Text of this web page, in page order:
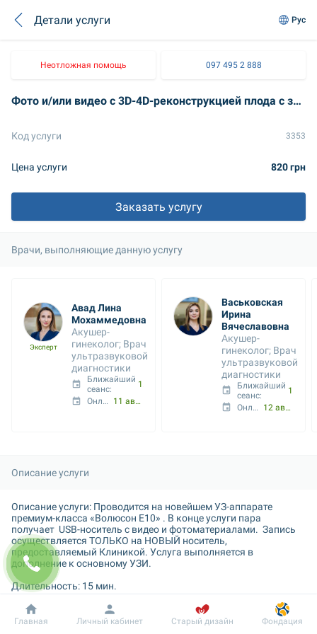
Детали услуги Рус
Неотложная помощь 097 495 2 888
Фото и/или видео с 3D-4D-реконструкцией плода с записью на информационный носитель
Код услуги 3353
Цена услуги 820 грн
Заказать услугу
Врачи, выполняющие данную услугу
Эксперт
Авад Лина
Мохаммедовна
Акушер-
гинеколог; Врач
ультразвуковой
диагностики
Ближайший
сеанс:
Онлайн с:
11 авг. 09:00
Васьковская
Ирина
Вячеславовна
Акушер-
гинеколог; Врач
ультразвуковой
диагностики
Ближайший
сеанс:
12 авг. 09:30
Описание услуги
Описание услуги: Проводится на новейшем УЗ-аппарате
премиум-класса «Волюсон Е10» . В конце услуги пара
получает  USB-носитель с видео и фотоматериалами.  Запись
осуществляется ТОЛЬКО на НОВЫЙ носитель,
предоставляемый Клиникой. Услуга выполняется в
дополнение к основному УЗИ.
Длительность: 15 мин.
Стоимость: согласно прайса.
Добробут Информация Пациенту
Главная Личный кабинет Старый дизайн Фондация